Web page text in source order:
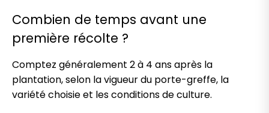
Combien de temps avant une
première récolte ?
Comptez généralement 2 à 4 ans après la
plantation, selon la vigueur du porte-greffe, la
variété choisie et les conditions de culture.